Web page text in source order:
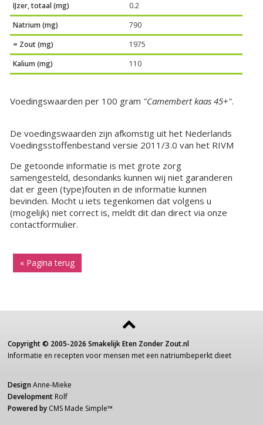
IJzer, totaal (mg)
0.2
Natrium (mg)
790
= Zout (mg)
1975
Kalium (mg)
110
Voedingswaarden per 100 gram "Camembert kaas 45+".
De voedingswaarden zijn afkomstig uit het Nederlands
Voedingsstoffenbestand versie 2011/3.0 van het RIVM
De getoonde informatie is met grote zorg
samengesteld, desondanks kunnen wij niet garanderen
dat er geen (type)fouten in de informatie kunnen
bevinden. Mocht u iets tegenkomen dat volgens u
(mogelijk) niet correct is, meldt dit dan direct via onze
contactformulier.
« Pagina terug
Copyright © 2005-2026 Smakelijk Eten Zonder Zout.nl
Informatie en recepten voor mensen met een natriumbeperkt dieet
Design Anne-Mieke
Development Rolf
Powered by CMS Made Simple™